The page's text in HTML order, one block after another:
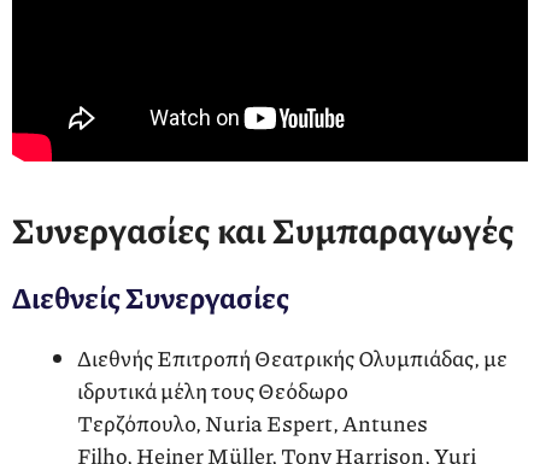
Συνεργασίες και Συμπαραγωγές
Διεθνείς Συνεργασίες
Διεθνής Επιτροπή Θεατρικής Ολυμπιάδας, με
ιδρυτικά μέλη τους Θεόδωρο
Τερζόπουλο, Nuria Espert, Antunes
Filho, Heiner Müller, Tony Harrison, Yuri